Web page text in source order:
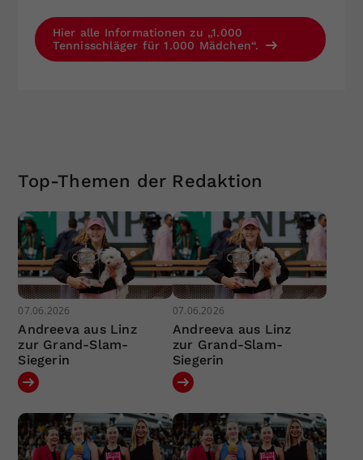
Hier alle Informationen zu „1.000
Tennisschläger für 1.000 Mädchen“.
Top-Themen der Redaktion
07.06.2026
Andreeva aus Linz
zur Grand-Slam-
Siegerin
07.06.2026
Andreeva aus Linz
zur Grand-Slam-
Siegerin